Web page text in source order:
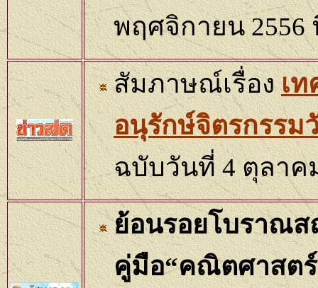
พฤศจิกายน 2556
สัมภาษณ์เรื่อง เ
อนุรักษ์จิตรกรรม
ฉบับวันที่4ตุลา
ย้อนรอยโบราณส
คู่มือ“คณิตศาสต